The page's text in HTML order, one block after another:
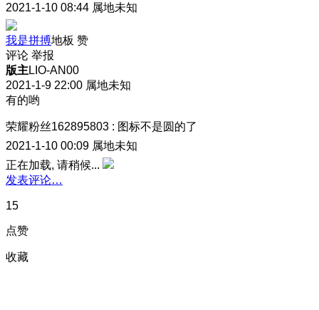
2021-1-10 08:44 属地未知
我是拼搏地板 赞
评论 举报
版主LIO-AN00
2021-1-9 22:00 属地未知
有的哟
荣耀粉丝162895803 : 图标不是圆的了
2021-1-10 00:09 属地未知
正在加载, 请稍候...
发表评论…
15
点赞
收藏